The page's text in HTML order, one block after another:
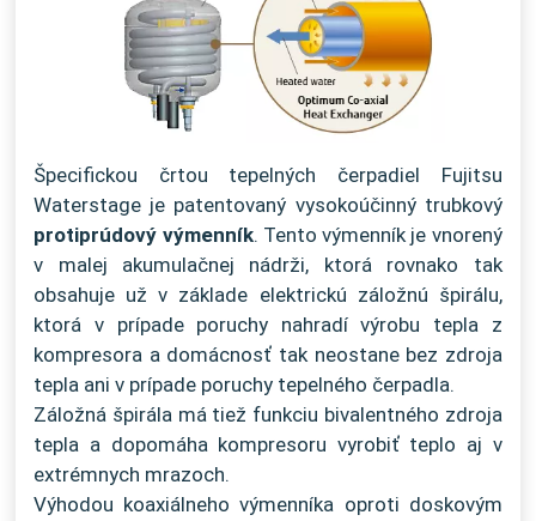
Špecifickou črtou tepelných čerpadiel Fujitsu
Waterstage je patentovaný vysokoúčinný trubkový
protiprúdový výmenník. Tento výmenník je vnorený
v malej akumulačnej nádrži, ktorá rovnako tak
obsahuje už v základe elektrickú záložnú špirálu,
ktorá v prípade poruchy nahradí výrobu tepla z
kompresora a domácnosť tak neostane bez zdroja
tepla ani v prípade poruchy tepelného čerpadla.
Záložná špirála má tiež funkciu bivalentného zdroja
tepla a dopomáha kompresoru vyrobiť teplo aj v
extrémnych mrazoch.
Výhodou koaxiálneho výmenníka oproti doskovým